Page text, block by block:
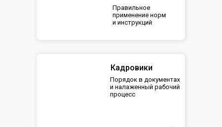
Правильное
применение норм
и инструкций
Кадровики
Порядок в документах
и налаженный рабочий
процесс